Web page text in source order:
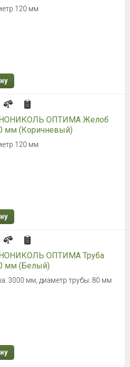
120 мм
ОПТИМА Желоб
мм (Коричневый)
120 мм
ОПТИМА Труба
мм (Белый)
3000 мм, диаметр трубы: 80 мм